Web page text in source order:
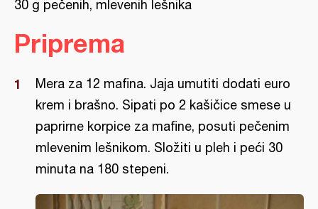
30 g pečenih, mlevenih lešnika
Priprema
Mera za 12 mafina. Jaja umutiti dodati euro
krem i brašno. Sipati po 2 kašičice smese u
paprirne korpice za mafine, posuti pečenim
mlevenim lešnikom. Složiti u pleh i peći 30
minuta na 180 stepeni.